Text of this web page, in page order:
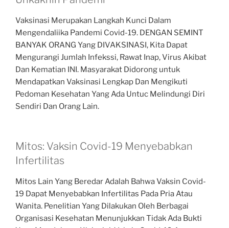
Vaksinasi Merupakan Langkah Kunci Dalam
Mengendaliika Pandemi Covid-19. DENGAN SEMINT
BANYAK ORANG Yang DIVAKSINASI, Kita Dapat
Mengurangi Jumlah Infekssi, Rawat Inap, Virus Akibat
Dan Kematian INI. Masyarakat Didorong untuk
Mendapatkan Vaksinasi Lengkap Dan Mengikuti
Pedoman Kesehatan Yang Ada Untuc Melindungi Diri
Sendiri Dan Orang Lain.
Mitos: Vaksin Covid-19 Menyebabkan
Infertilitas
Mitos Lain Yang Beredar Adalah Bahwa Vaksin Covid-
19 Dapat Menyebabkan Infertilitas Pada Pria Atau
Wanita. Penelitian Yang Dilakukan Oleh Berbagai
Organisasi Kesehatan Menunjukkan Tidak Ada Bukti